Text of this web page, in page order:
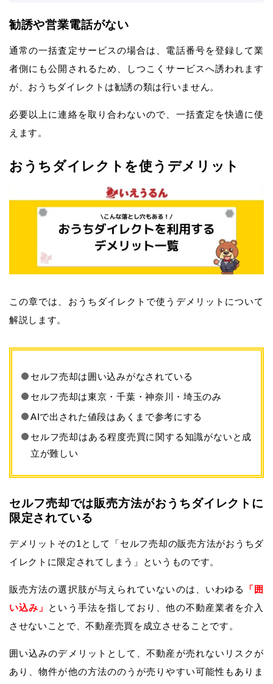
勧誘や営業電話がない
通常の一括査定サービスの場合は、電話番号を登録して業
者側にも公開されるため、しつこくサービスへ誘われます
が、おうちダイレクトは勧誘の類は行いません。
必要以上に連絡を取り合わないので、一括査定を快適に使
えます。
おうちダイレクトを使うデメリット
この章では、おうちダイレクトで使うデメリットについて
解説します。
セルフ売却は囲い込みがなされている
セルフ売却は東京・千葉・神奈川・埼玉のみ
AIで出された値段はあくまで参考にする
セルフ売却はある程度売買に関する知識がないと成
立が難しい
セルフ売却では販売方法がおうちダイレクトに
限定されている
デメリットその1として「セルフ売却の販売方法がおうちダ
イレクトに限定されてしまう」というものです。
販売方法の選択肢が与えられていないのは、いわゆる
「囲
い込み」 という手法を指しており、他の不動産業者を介入
させないことで、不動産売買を成立させることです。
囲い込みのデメリットとして、不動産が売れないリスクが
あり、物件が他の方法ののうが売りやすい可能性もありま